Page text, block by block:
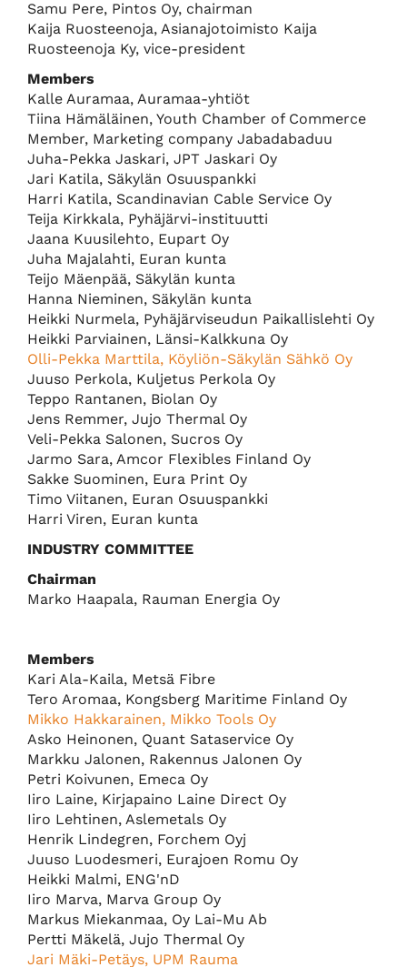
Samu Pere, Pintos Oy, chairman
Kaija Ruosteenoja, Asianajotoimisto Kaija
Ruosteenoja Ky, vice-president
Members
Kalle Auramaa, Auramaa-yhtiöt
Tiina Hämäläinen, Youth Chamber of Commerce
Member, Marketing company Jabadabaduu
Juha-Pekka Jaskari, JPT Jaskari Oy
Jari Katila, Säkylän Osuuspankki
Harri Katila, Scandinavian Cable Service Oy
Teija Kirkkala, Pyhäjärvi-instituutti
Jaana Kuusilehto, Eupart Oy
Juha Majalahti, Euran kunta
Teijo Mäenpää, Säkylän kunta
Hanna Nieminen, Säkylän kunta
Heikki Nurmela, Pyhäjärviseudun Paikallislehti Oy
Heikki Parviainen, Länsi-Kalkkuna Oy
Olli-Pekka Marttila, Köyliön-Säkylän Sähkö Oy
Juuso Perkola, Kuljetus Perkola Oy
Teppo Rantanen, Biolan Oy
Jens Remmer, Jujo Thermal Oy
Veli-Pekka Salonen, Sucros Oy
Jarmo Sara, Amcor Flexibles Finland Oy
Sakke Suominen, Eura Print Oy
Timo Viitanen, Euran Osuuspankki
Harri Viren, Euran kunta
INDUSTRY COMMITTEE
Chairman
Marko Haapala, Rauman Energia Oy
Members
Kari Ala-Kaila, Metsä Fibre
Tero Aromaa, Kongsberg Maritime Finland Oy
Mikko Hakkarainen, Mikko Tools Oy
Asko Heinonen, Quant Sataservice Oy
Markku Jalonen, Rakennus Jalonen Oy
Petri Koivunen, Emeca Oy
Iiro Laine, Kirjapaino Laine Direct Oy
Iiro Lehtinen, Aslemetals Oy
Henrik Lindegren, Forchem Oyj
Juuso Luodesmeri, Eurajoen Romu Oy
Heikki Malmi, ENG'nD
Iiro Marva, Marva Group Oy
Markus Miekanmaa, Oy Lai-Mu Ab
Pertti Mäkelä, Jujo Thermal Oy
Jari Mäki-Petäys, UPM Rauma